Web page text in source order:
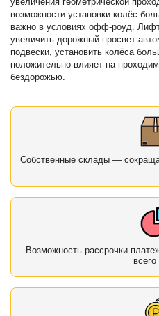
возможности установки колёс
важно в условиях офф-роуд.
увеличить дорожный просвет
подвески, установить колёса
положительно влияет на
бездорожью.
Собственные склады —
Возможность рассрочки